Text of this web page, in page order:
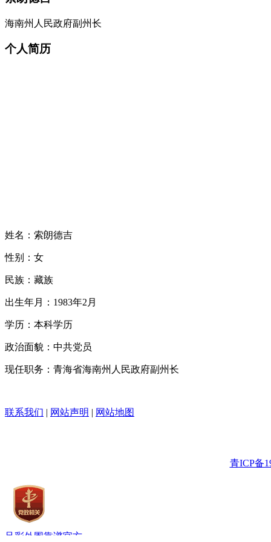
海南州人民政府副州长
个人简历
姓名：索朗德吉
性别：女
民族：藏族
出生年月：1983年2月
学历：本科学历
政治面貌：中共党员
现任职务：青海省海南州人民政府副州长
联系我们 | 网站声明 | 网站地图
青ICP备
足彩外围靠谱官方